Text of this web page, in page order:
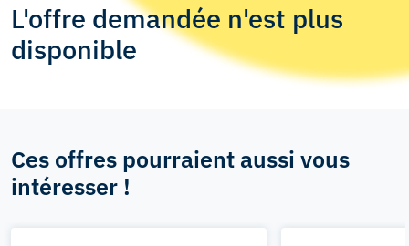
L'offre demandée n'est plus
disponible
Ces offres pourraient aussi vous
intéresser !